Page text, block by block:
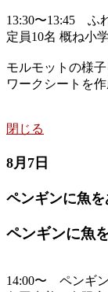
13:30〜13:45 ふ
定員10名 概ね小
モルモットの様
ワークシートを
閉じる
8月7日
ペンギンに魚を
ペンギンに魚
14:00〜 ペンギ